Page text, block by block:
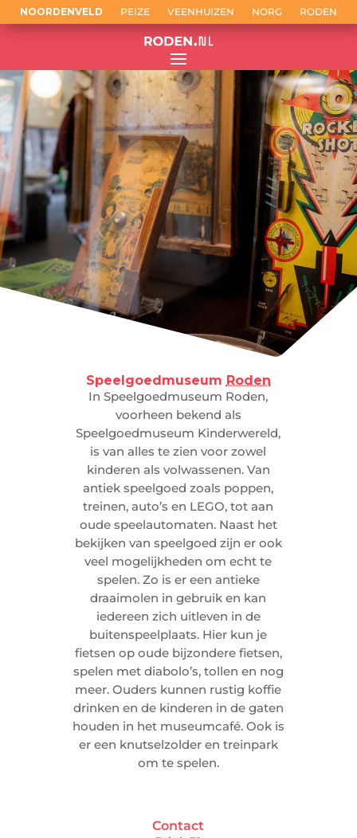
NOORDENVELD PEIZE VEENHUIZEN NORG RODEN
Speelgoedmuseum Roden
In Speelgoedmuseum Roden,
voorheen bekend als
Speelgoedmuseum Kinderwereld,
is van alles te zien voor zowel
kinderen als volwassenen.Van
antiek speelgoed zoals poppen,
treinen, auto’s en LEGO, tot aan
oude speelautomaten. Naast het
bekijken van speelgoed zijn er ook
veel mogelijkheden om echt te
spelen. Zo is er een antieke
draaimolen in gebruik en kan
iedereen zich uitleven in de
buitenspeelplaats. Hier kun je
fietsen op oude bijzondere fietsen,
spelen met diabolo’s, tollen en nog
meer. Ouders kunnen rustig koffie
drinken en de kinderen in de gaten
houden in het museumcafé. Ook is
er een knutselzolder en treinpark
om te spelen.
Contact